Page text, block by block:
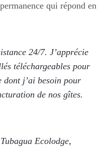
qui répond en
24/7. J’apprécie
téléchargeables pour
j’ai besoin pour
de nos gîtes.
Ecolodge,